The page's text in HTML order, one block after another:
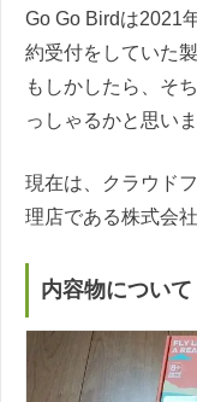
Go Go Birdは2021
約受付をしていた製
もしかしたら、そ
っしゃるかと思いま
現在は、クラウド
理店である株式会
内容物について